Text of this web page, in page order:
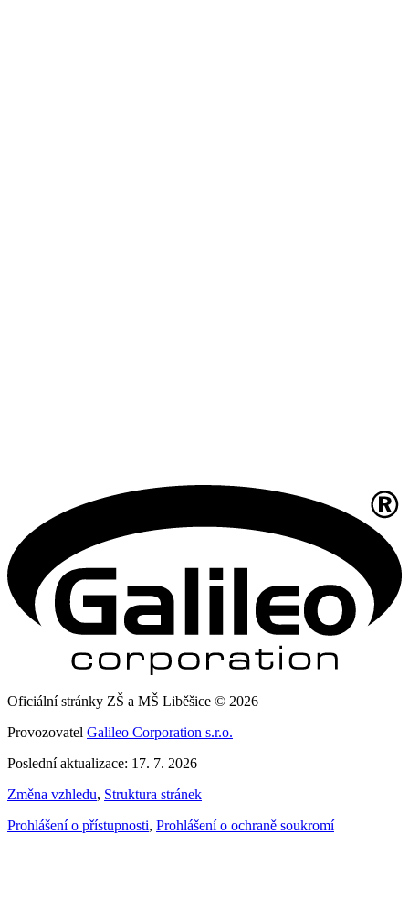
Oficiální stránky ZŠ a MŠ Liběšice © 2026
Provozovatel Galileo Corporation s.r.o.
Poslední aktualizace: 17. 7. 2026
Změna vzhledu, Struktura stránek
Prohlášení o přístupnosti, Prohlášení o ochraně soukromí